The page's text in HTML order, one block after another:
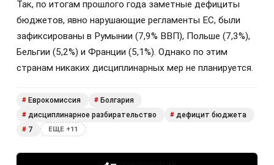
Так, по итогам прошлого года заметные дефициты
бюджетов, явно нарушающие регламенты ЕС, были
зафиксированы в Румынии (7,9% ВВП), Польше (7,3%),
Бельгии (5,2%) и Франции (5,1%). Однако по этим
странам никаких дисциплинарных мер не планируется.
# Еврокомиссия # Болгария
# дисциплинарное разбирательство # дефицит бюджета
# 7 ЕЩЕ +11